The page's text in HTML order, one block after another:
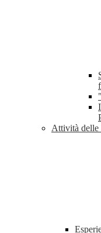
Attività delle